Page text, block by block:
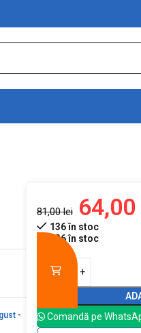
-
81,00lei 64,00
136 în stoc
136 în stoc
Comandă pe